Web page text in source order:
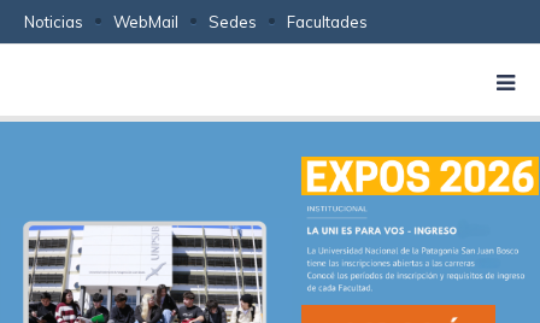
Noticias WebMail Sedes Facultades